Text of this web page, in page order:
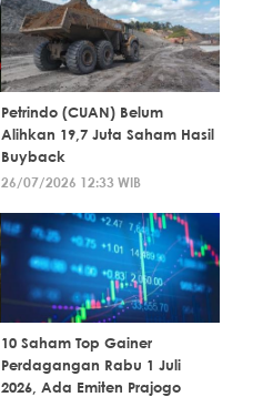
Petrindo (CUAN) Belum
Alihkan 19,7 Juta Saham Hasil
Buyback
26/07/2026 12:33 WIB
10 Saham Top Gainer
Perdagangan Rabu 1 Juli
2026, Ada Emiten Prajogo